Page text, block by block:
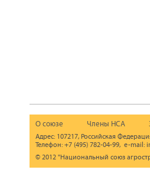
О союзе Члены НСА
Адрес: 107217, Российская
Телефон: +7 (495) 782-04-99, e-mail:
© 2012 "Национальный союз